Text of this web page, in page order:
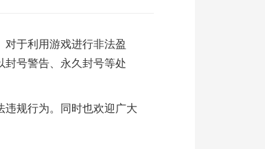
于利用游戏进行非法盈
号警告、永久封号等处
规行为。同时也欢迎广大